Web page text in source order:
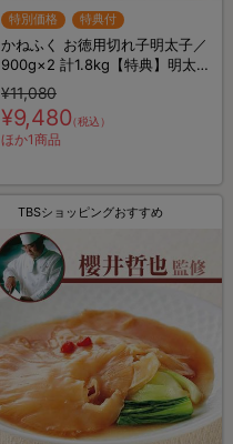
特別価格 特典付
かねふく お徳用切れ子明太子／
900g×2 計1.8kg【特典】明太辛
子高菜100g×2 計200g
¥11,080
¥9,480（税込）
ほか1商品
TBSショッピングおすすめ